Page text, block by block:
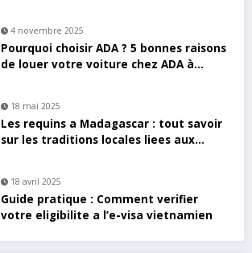
4 novembre 2025
Pourquoi choisir ADA ? 5 bonnes raisons
de louer votre voiture chez ADA à
18 mai 2025
Les requins a Madagascar : tout savoir
sur les traditions locales liees aux
18 avril 2025
Guide pratique : Comment verifier
votre eligibilite a l’e-visa vietnamien